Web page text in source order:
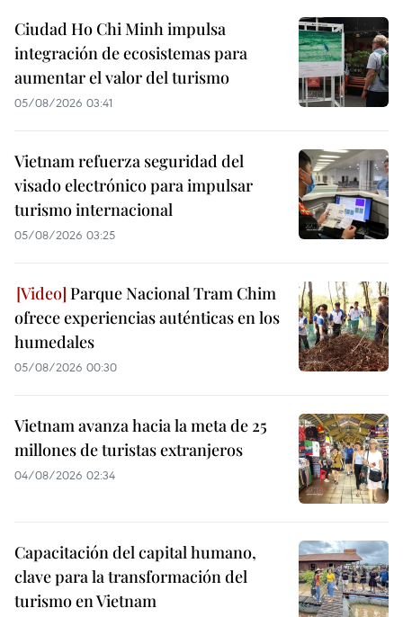
Ciudad Ho Chi Minh impulsa
integración de ecosistemas para
aumentar el valor del turismo
05/08/2026 03:41
Vietnam refuerza seguridad del
visado electrónico para impulsar
turismo internacional
05/08/2026 03:25
Parque Nacional Tram Chim
ofrece experiencias auténticas en los
humedales
05/08/2026 00:30
Vietnam avanza hacia la meta de 25
millones de turistas extranjeros
04/08/2026 02:34
Capacitación del capital humano,
clave para la transformación del
turismo en Vietnam